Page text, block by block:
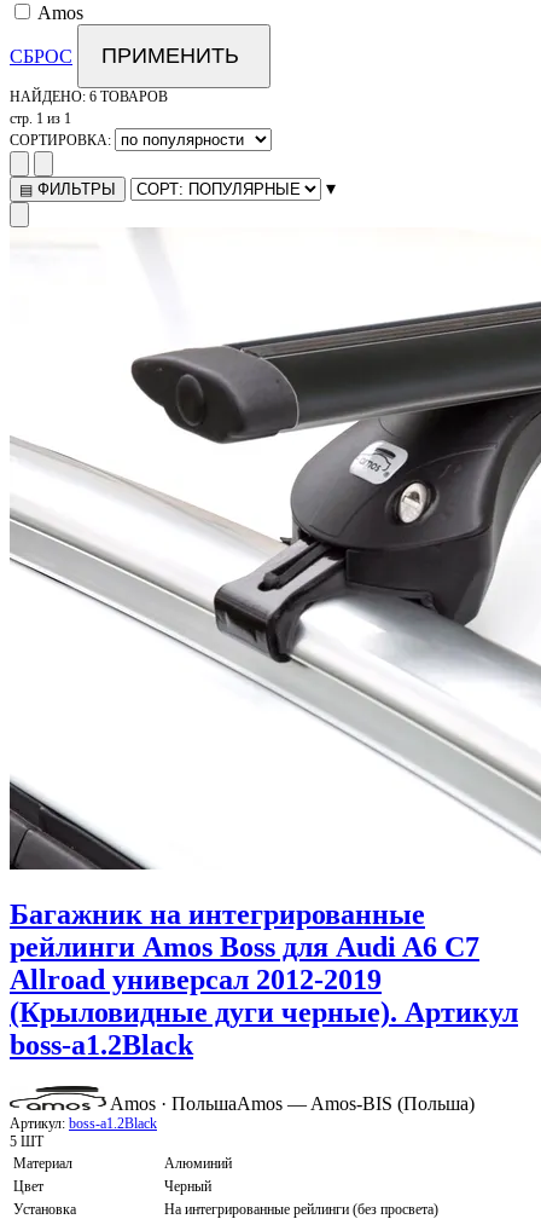
Amos
СБРОС ПРИМЕНИТЬ
НАЙДЕНО: 6 ТОВАРОВ
стр. 1 из 1
СОРТИРОВКА:
▤ ФИЛЬТРЫ ▾
Багажник на интегрированные
рейлинги Amos Boss для Audi A6 C7
Allroad универсал 2012-2019
(Крыловидные дуги черные). Артикул
boss-a1.2Black
Amos · ПольшаAmos — Amos-BIS (Польша)
Артикул: boss-a1.2Black
5 ШТ
Материал
Алюминий
Цвет
Черный
Установка
На интегрированные рейлинги (без просвета)